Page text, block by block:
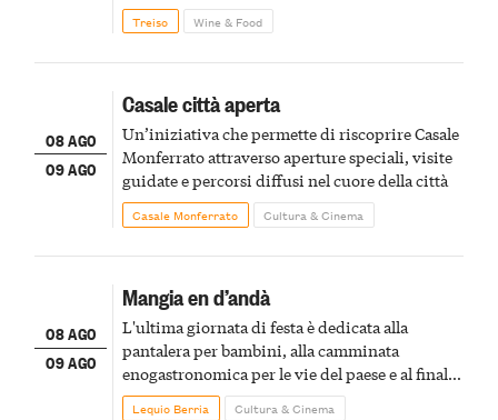
Treiso Wine & Food
08 AGO
09 AGO
Casale città aperta
Un’iniziativa che permette di riscoprire Casale
Monferrato attraverso aperture speciali, visite
guidate e percorsi diffusi nel cuore della città
Casale Monferrato Cultura & Cinema
08 AGO
09 AGO
Mangia en d’andà
L'ultima giornata di festa è dedicata alla
pantalera per bambini, alla camminata
enogastronomica per le vie del paese e al finale
pirotecnico
Lequio Berria Cultura & Cinema